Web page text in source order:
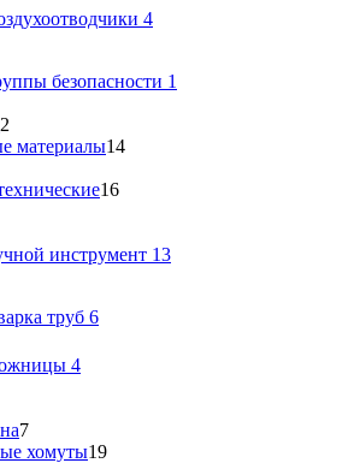
4
безопасности 1
2
материалы14
16
инструмент 13
труб 6
4
7
хомуты19